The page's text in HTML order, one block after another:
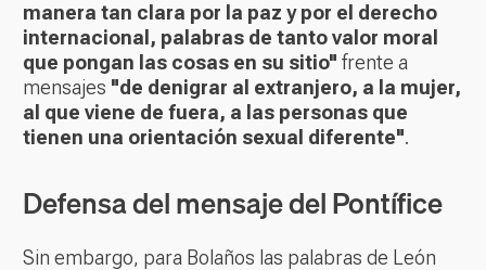
manera tan clara por la paz y por el derecho
internacional, palabras de tanto valor moral
que pongan las cosas en su sitio" frente a
mensajes "de denigrar al extranjero, a la mujer,
al que viene de fuera, a las personas que
tienen una orientación sexual diferente".
Defensa del mensaje del Pontífice
Sin embargo, para Bolaños las palabras de León